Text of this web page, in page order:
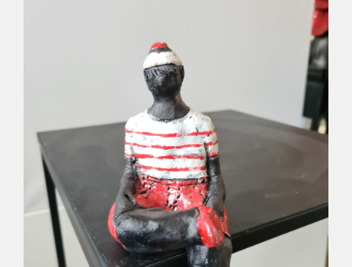
Livres & BD
Jeux & Jouets
Son & Cinéma